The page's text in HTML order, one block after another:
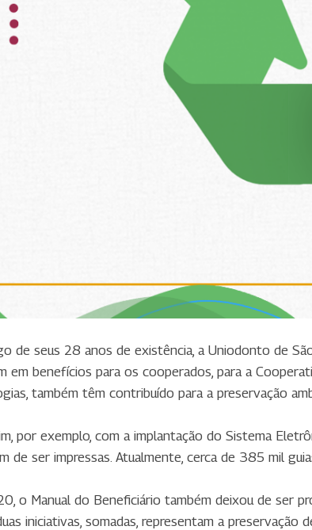
de seus 28 anos de existência, a Uniodonto de
em benefícios para os cooperados, para a
também têm contribuído para a preservação
por exemplo, com a implantação do Sistema
de ser impressas. Atualmente, cerca de 385 mil
o Manual do Beneficiário também deixou de ser
iniciativas, somadas, representam a